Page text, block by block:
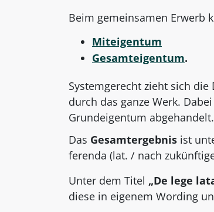
Beim gemeinsamen Erwerb
Miteigentum
Gesamteigentum.
Systemgerecht zieht sich
durch das ganze Werk.
Grundeigentum abgehandelt.
Das Gesamtergebnis ist
ferenda (lat. / nach
Unter dem Titel „De lege
diese in eigenem Wording